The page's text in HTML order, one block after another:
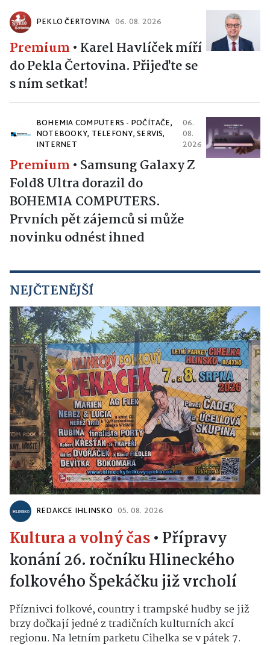
PEKLO ČERTOVINA 06. 08. 2026
Premium • Karel Havlíček míří
do Pekla Čertovina. Přijeďte se
s ním setkat!
BOHEMIA COMPUTERS - POČÍTAČE,
NOTEBOOKY, TELEFONY, SERVIS,
INTERNET
06.
08.
2026
Premium • Samsung Galaxy Z
Fold8 Ultra dorazil do
BOHEMIA COMPUTERS.
Prvních pět zájemců si může
novinku odnést ihned
NEJČTENĚJŠÍ
REDAKCE IHLINSKO 05. 08. 2026
Kultura a volný čas• Přípravy
konání 26. ročníku Hlineckého
folkového Špekáčku již vrcholí
Příznivci folkové, country i trampské hudby se již
brzy dočkají jedné z tradičních kulturních akcí
regionu. Na letním parketu Cihelka se v pátek 7.